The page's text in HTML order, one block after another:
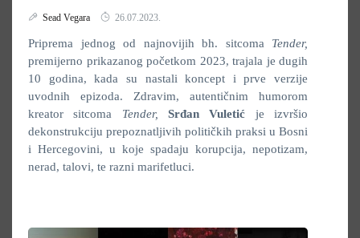
Sead Vegara 26.07.2023.
Priprema jednog od najnovijih bh. sitcoma Tender,
premijerno prikazanog početkom 2023, trajala je dugih
10 godina, kada su nastali koncept i prve verzije
uvodnih epizoda. Zdravim, autentičnim humorom
kreator sitcoma Tender,Srđan Vuletić je izvršio
dekonstrukciju prepoznatljivih političkih praksi u Bosni
i Hercegovini, u koje spadaju korupcija, nepotizam,
nerad, talovi, te razni marifetluci.